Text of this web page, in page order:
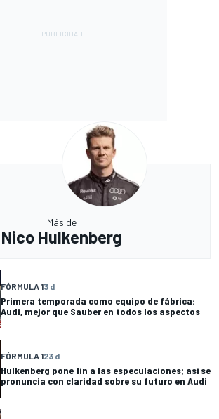
Más de
Nico Hulkenberg
FÓRMULA 13 d
Primera temporada como equipo de fábrica:
Audi, mejor que Sauber en todos los aspectos
FÓRMULA 123 d
Hulkenberg pone fin a las especulaciones; así se
pronuncia con claridad sobre su futuro en Audi